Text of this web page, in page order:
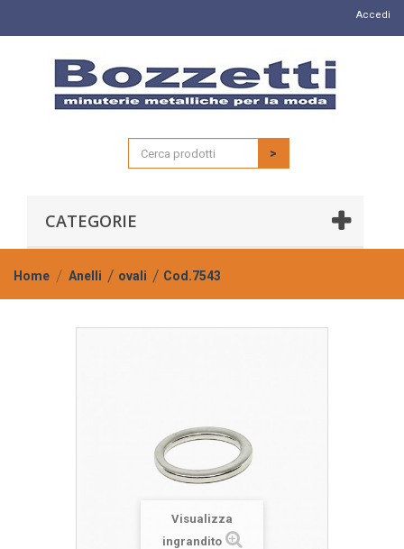
Accedi
>
CATEGORIE
Home Anelli ovali Cod.7543
Visualizza
ingrandito